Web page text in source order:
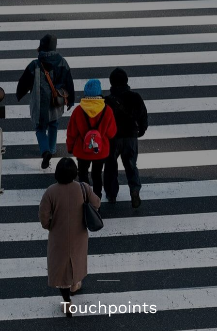
Touchpoints